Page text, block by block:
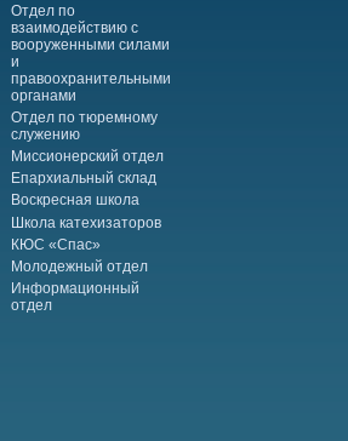
Отдел по
взаимодействию с
вооруженными силами
и
правоохранительными
органами
Отдел по тюремному
служению
Миссионерский отдел
Епархиальный склад
Воскресная школа
Школа катехизаторов
КЮС «Спас»
Молодежный отдел
Информационный
отдел